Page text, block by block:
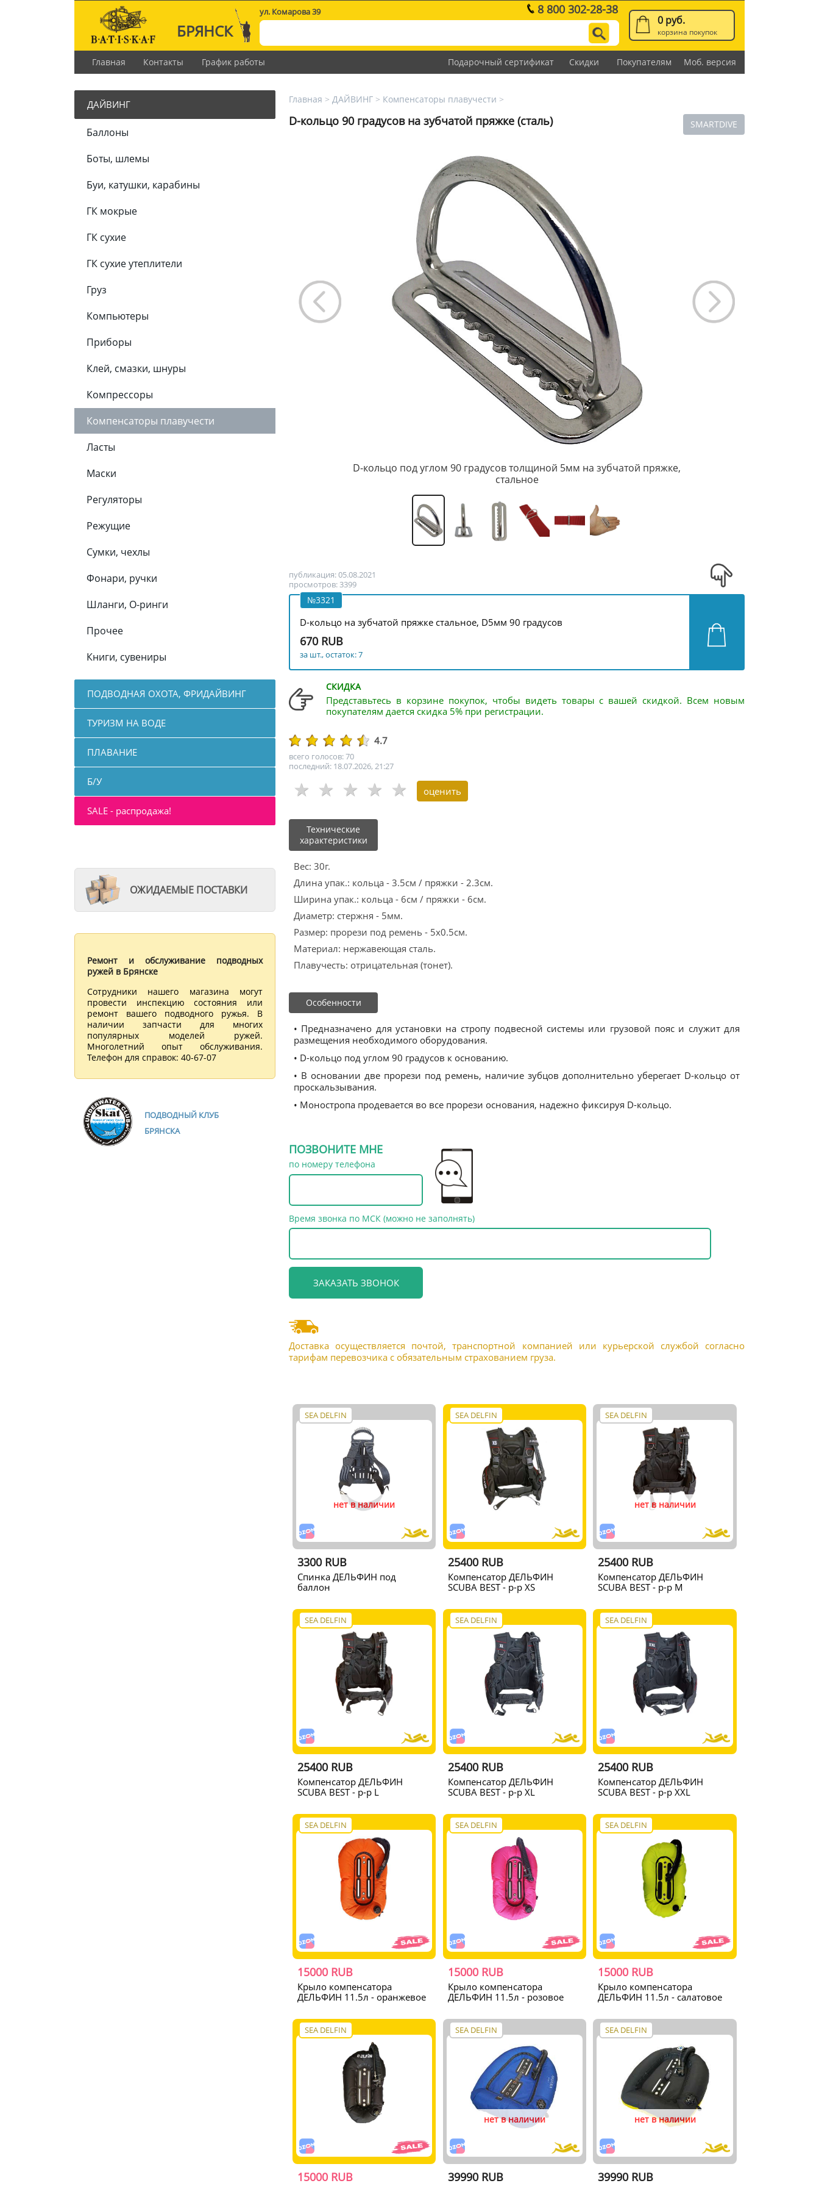
БРЯНСК
ул. Комарова 39 8 800 302-28-38
0 руб.
корзина покупок
Главная Контакты График работы Подарочный сертификат Скидки Покупателям Моб. версия
ДАЙВИНГ
Баллоны
Боты, шлемы
Буи, катушки, карабины
ГК мокрые
ГК сухие
ГК сухие утеплители
Груз
Компьютеры
Приборы
Клей, смазки, шнуры
Компрессоры
Компенсаторы плавучести
Ласты
Маски
Регуляторы
Режущие
Сумки, чехлы
Фонари, ручки
Шланги, О-ринги
Прочее
Книги, сувениры
ПОДВОДНАЯ ОХОТА, ФРИДАЙВИНГ
ТУРИЗМ НА ВОДЕ
ПЛАВАНИЕ
Б/У
SALE - распродажа!
ОЖИДАЕМЫЕ ПОСТАВКИ
Ремонт и обслуживание подводных
ружей в Брянске
Сотрудники нашего магазина могут
провести инспекцию состояния или
ремонт вашего подводного ружья. В
наличии запчасти для многих
популярных моделей ружей.
Многолетний опыт обслуживания.
Телефон для справок: 40-67-07
ПОДВОДНЫЙ КЛУБ
БРЯНСКА
Главная > ДАЙВИНГ > Компенсаторы плавучести >
SMARTDIVE
D-кольцо 90 градусов на зубчатой пряжке (сталь)
D-кольцо под углом 90 градусов толщиной 5мм на зубчатой пряжке,
стальное
публикация: 05.08.2021
просмотров: 3399
№3321
D-кольцо на зубчатой пряжке стальное, D5мм 90 градусов
670 RUB
за шт., остаток: 7
СКИДКА
Представьтесь в корзине покупок, чтобы видеть товары с вашей скидкой. Всем новым
покупателям дается скидка 5% при регистрации.
4.7
всего голосов: 70
последний: 18.07.2026, 21:27
Технические
характеристики
Вес: 30г.
Длина упак.: кольца - 3.5см / пряжки - 2.3см.
Ширина упак.: кольца - 6см / пряжки - 6см.
Диаметр: стержня - 5мм.
Размер: прорези под ремень - 5х0.5см.
Материал: нержавеющая сталь.
Плавучесть: отрицательная (тонет).
Особенности
• Предназначено для установки на стропу подвесной системы или грузовой пояс и служит для
размещения необходимого оборудования.
• D-кольцо под углом 90 градусов к основанию.
• В основании две прорези под ремень, наличие зубцов дополнительно уберегает D-кольцо от
проскальзывания.
• Моностропа продевается во все прорези основания, надежно фиксируя D-кольцо.
ПОЗВОНИТЕ МНЕ
по номеру телефона
Время звонка по МСК (можно не заполнять)
Доставка осуществляется почтой, транспортной компанией или курьерской службой согласно
тарифам перевозчика с обязательным страхованием груза.
SEA DELFIN
нет в наличии
3300 RUB
Спинка ДЕЛЬФИН под
баллон
SEA DELFIN
25400 RUB
Компенсатор ДЕЛЬФИН
SCUBA BEST - р-р XS
SEA DELFIN
нет в наличии
25400 RUB
Компенсатор ДЕЛЬФИН
SCUBA BEST - р-р M
SEA DELFIN
25400 RUB
Компенсатор ДЕЛЬФИН
SCUBA BEST - р-р L
SEA DELFIN
25400 RUB
Компенсатор ДЕЛЬФИН
SCUBA BEST - р-р XL
SEA DELFIN
25400 RUB
Компенсатор ДЕЛЬФИН
SCUBA BEST - р-р XXL
SEA DELFIN
15000 RUB
Крыло компенсатора
ДЕЛЬФИН 11.5л - оранжевое
SEA DELFIN
15000 RUB
Крыло компенсатора
ДЕЛЬФИН 11.5л - розовое
SEA DELFIN
15000 RUB
Крыло компенсатора
ДЕЛЬФИН 11.5л - салатовое
SEA DELFIN
15000 RUB
SEA DELFIN
нет в наличии
39990 RUB
SEA DELFIN
нет в наличии
39990 RUB